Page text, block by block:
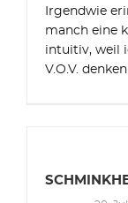
Irgendwie
manch eine
intuitiv, weil
V.O.V.